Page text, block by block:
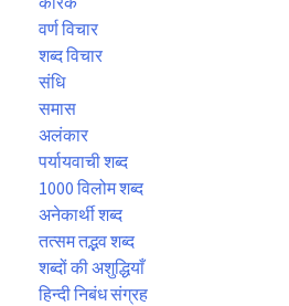
वर्ण विचार
शब्द विचार
संधि
समास
अलंकार
पर्यायवाची शब्द
1000 विलोम शब्द
अनेकार्थी शब्द
तत्सम तद्भव शब्द
शब्दों की अशुद्धियाँ
हिन्दी निबंध संग्रह